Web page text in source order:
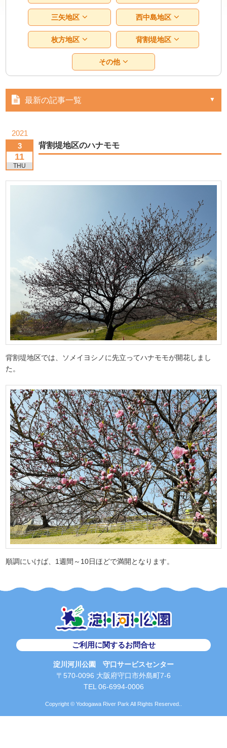
三矢地区 西中島地区
枚方地区 背割堤地区
その他
最新の記事一覧
2021
3
11
THU
背割堤地区のハナモモ
背割堤地区では、ソメイヨシノに先立ってハナモモが開花しまし
た。
順調にいけば、1週間～10日ほどで満開となります。
ご利用に関するお問合せ
淀川河川公園 守口サービスセンター
〒570-0096 大阪府守口市外島町7-6
TEL 06-6994-0006
Copyright © Yodogawa River Park All Rights Reserved..